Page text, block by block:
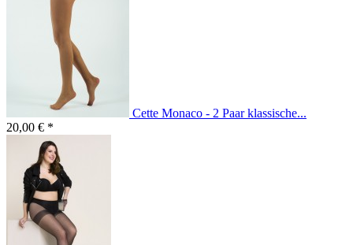
Cette Monaco - 2 Paar klassische...
20,00 € *